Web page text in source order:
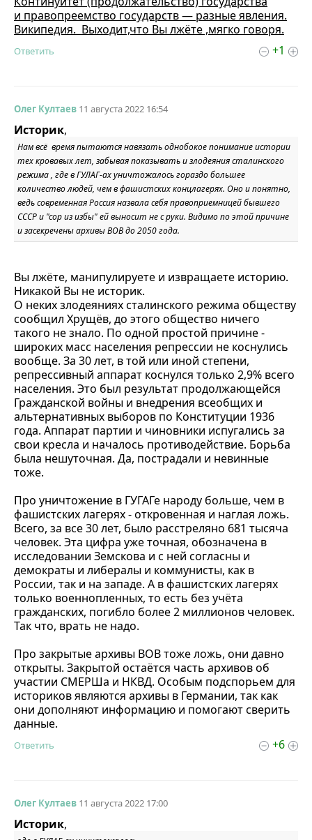
и правопреемство государств — разные явления.
Википедия. Выходит,что Вы лжёте ,мягко говоря.
+1
Ответить
Олег Култаев 11 августа 2022 16:54
Историк,
Нам всё время пытаются навязать однобокое понимание истории
тех кровавых лет, забывая показывать и злодеяния сталинского
режима , где в ГУЛАГ-ах уничтожалось гораздо большее
количество людей, чем в фашистских концлагерях. Оно и понятно,
ведь современная Россия назвала себя правоприемницей бывшего
СССР и "сор из избы" ей выносит не с руки. Видимо по этой причине
и засекречены архивы ВОВ до 2050 года.
Вы лжёте, манипулируете и извращаете историю.
Никакой Вы не историк.
О неких злодеяниях сталинского режима обществу
сообщил Хрущёв, до этого общество ничего
такого не знало. По одной простой причине -
широких масс населения репрессии не коснулись
вообще. За 30 лет, в той или иной степени,
репрессивный аппарат коснулся только 2,9% всего
населения. Это был результат продолжающейся
Гражданской войны и внедрения всеобщих и
альтернативных выборов по Конституции 1936
года. Аппарат партии и чиновники испугались за
свои кресла и началось противодействие. Борьба
была нешуточная. Да, пострадали и невинные
тоже.
Про уничтожение в ГУГАГе народу больше, чем в
фашистских лагерях - откровенная и наглая ложь.
Всего, за все 30 лет, было расстреляно 681 тысяча
человек. Эта цифра уже точная, обозначена в
исследовании Земскова и с ней согласны и
демократы и либералы и коммунисты, как в
России, так и на западе. А в фашистских лагерях
только военнопленных, то есть без учёта
гражданских, погибло более 2 миллионов человек.
Так что, врать не надо.
Про закрытые архивы ВОВ тоже ложь, они давно
открыты. Закрытой остаётся часть архивов об
участии СМЕРШа и НКВД. Особым подспорьем для
историков являются архивы в Германии, так как
они дополняют информацию и помогают сверить
данные.
+6
Ответить
Олег Култаев 11 августа 2022 17:00
Историк,